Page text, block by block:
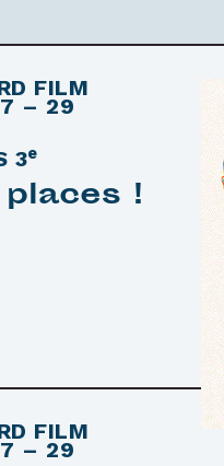
FILM
– 29
3e
!
FILM
– 29